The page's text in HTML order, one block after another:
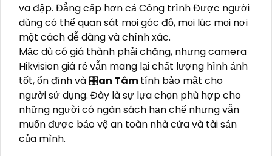
va đập. Đẳng cấp hơn cả Công trình Được người
dùng có thể quan sát mọi góc độ, mọi lúc mọi nơi
một cách dễ dàng và chính xác.
Mặc dù có giá thành phải chăng, nhưng camera
Hikvision giá rẻ vẫn mang lại chất lượng hình ảnh
tốt, ổn định và 🎛an Tâmtính bảo mật cho
người sử dụng. Đây là sự lựa chọn phù hợp cho
những người có ngân sách hạn chế nhưng vẫn
muốn được bảo vệ an toàn nhà cửa và tài sản
của mình.